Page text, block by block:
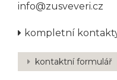
info@zusveveri.cz
kompletní
kontaktní formulář